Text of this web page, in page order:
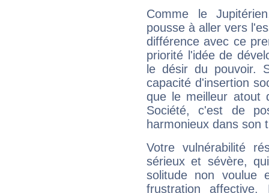
Comme le
pousse à aller vers
différence avec ce
priorité l'idée de
le désir du pouvoir.
capacité d'insertion
que le meilleur atout
Société, c'est de
harmonieux dans son
Votre vulnérabilité
sérieux et sévère,
solitude non voulue
frustration